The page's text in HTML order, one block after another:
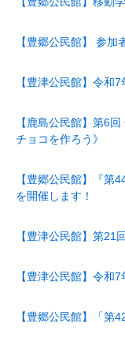
【豊郷公民館】 参加
【豊津公民館】令和
【鹿島公民館】第6
チョコを作ろう》
【豊郷公民館】『第
を開催します！
【豊津公民館】第21
【豊津公民館】令和
【豊郷公民館】「第